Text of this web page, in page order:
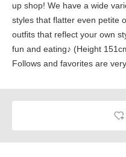
up shop! We have a wide
styles that flatter even petite
outfits that reflect your own
fun and eating♪ (Height
Follows and favorites are